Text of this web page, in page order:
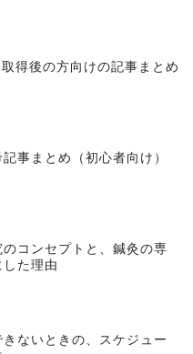
得後の方向けの記事まとめ
事まとめ（初心者向け）
コンセプトと、鍼灸の専
た理由
ないときの、スケジュー